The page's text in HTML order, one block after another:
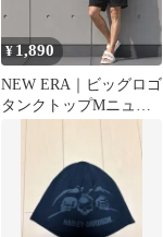
¥1,890
NEW ERA｜ビッグロゴ
タンクトップMニュー